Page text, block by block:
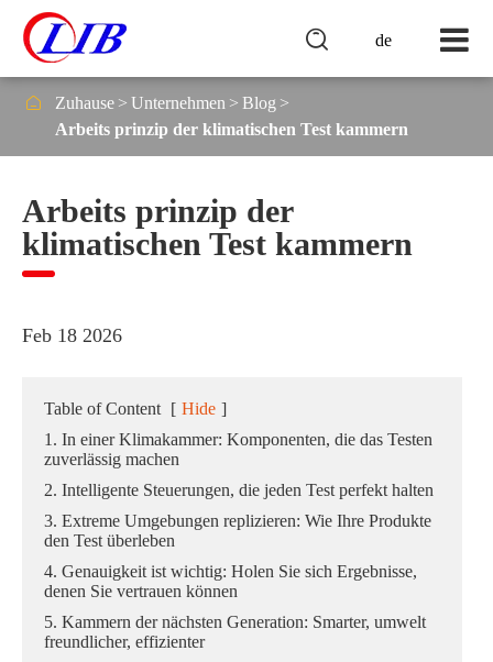
de

 Zuhause Unternehmen
Blog
Arbeits prinzip der klimatischen Test kammern
Arbeits prinzip der
klimatischen Test kammern
Feb 18 2026
Table of Content [ Hide ]
1. In einer Klimakammer: Komponenten, die das Testen
zuverlässig machen
2. Intelligente Steuerungen, die jeden Test perfekt halten
3. Extreme Umgebungen replizieren: Wie Ihre Produkte
den Test überleben
4. Genauigkeit ist wichtig: Holen Sie sich Ergebnisse,
denen Sie vertrauen können
5. Kammern der nächsten Generation: Smarter, umwelt
freundlicher, effizienter